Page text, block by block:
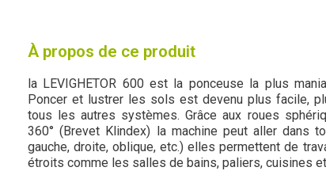
À propos de ce produit
la LEVIGHETOR 600 est la ponceuse la plus
Poncer et lustrer les sols est devenu plus facile,
tous les autres systèmes. Grâce aux roues
360° (Brevet Klindex) la machine peut aller dans
gauche, droite, oblique, etc.) elles permettent de
étroits comme les salles de bains, paliers, cuisines